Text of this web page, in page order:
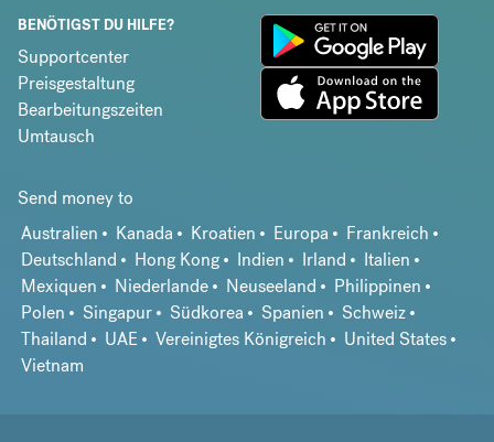
BENÖTIGST DU HILFE?
Supportcenter
Preisgestaltung
Bearbeitungszeiten
Umtausch
Send money to
Australien
Kanada Kroatien Europa
Frankreich
Deutschland
Hong Kong Indien Irland
Italien
Mexiquen
Niederlande Neuseeland
Philippinen
Polen
Singapur Südkorea Spanien
Schweiz
Thailand
UAE Vereinigtes Königreich
United States
Vietnam